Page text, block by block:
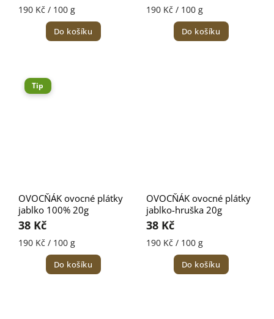
190 Kč / 100 g
Do košíku
190 Kč / 100 g
Do košíku
Tip
OVOCŇÁK ovocné plátky
jablko 100% 20g
38 Kč
190 Kč / 100 g
Do košíku
OVOCŇÁK ovocné plátky
jablko-hruška 20g
38 Kč
190 Kč / 100 g
Do košíku